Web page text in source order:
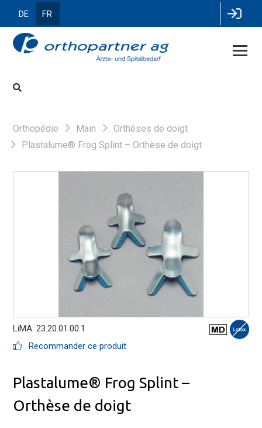
DE FR
Orthopédie Main
Orthèses de doigt
Plastalume® Frog Splint – Orthèse de doigt
LiMA: 23.20.01.00.1
Recommander ce produit
Plastalume® Frog Splint –
Orthèse de doigt